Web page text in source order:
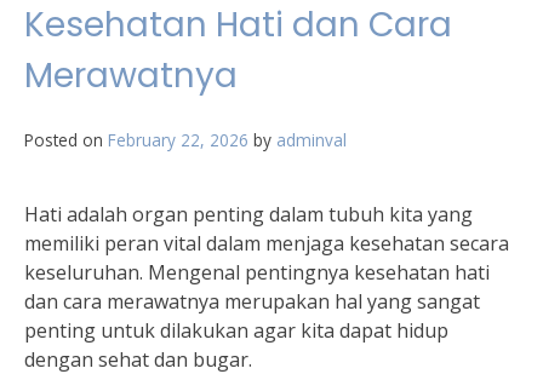
Kesehatan Hati dan Cara
Merawatnya
Posted on February 22, 2026 by adminval
Hati adalah organ penting dalam tubuh kita yang
memiliki peran vital dalam menjaga kesehatan secara
keseluruhan. Mengenal pentingnya kesehatan hati
dan cara merawatnya merupakan hal yang sangat
penting untuk dilakukan agar kita dapat hidup
dengan sehat dan bugar.